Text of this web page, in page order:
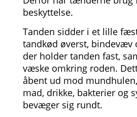
beskyttelse.
Tanden sidder i et lille
tandkød øverst, bindevæv
der holder tanden fast,
væske omkring roden.
åbent ud mod
mad, drikke, bakterier og
bevæger sig rundt.